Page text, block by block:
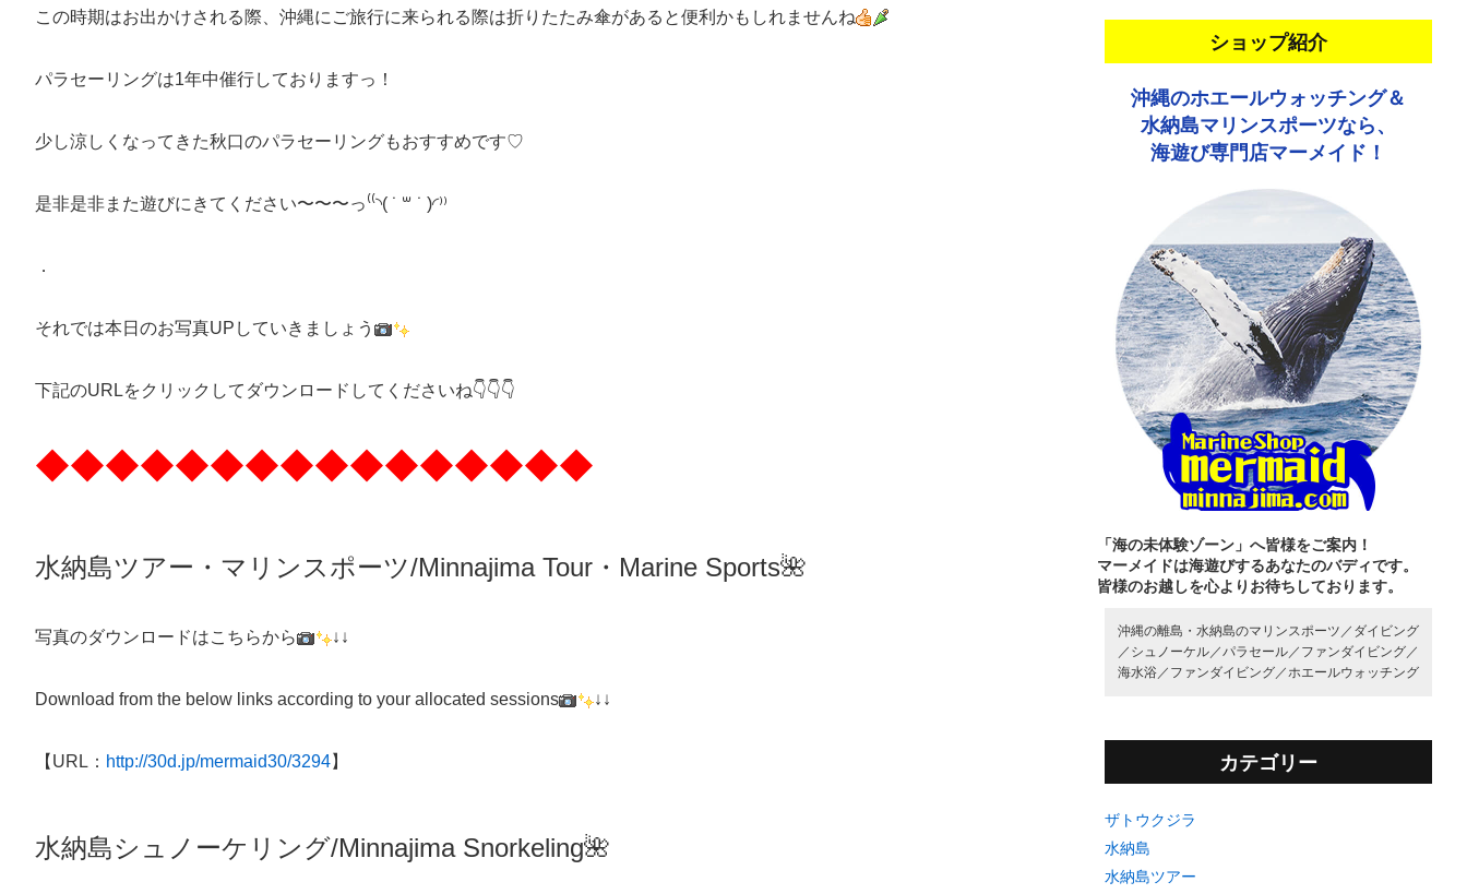
この時期はお出かけされる際、沖縄にご旅行に来られる際は折りたたみ傘があると便利かもしれませんね
パラセーリングは1年中催行しておりますっ！
少し涼しくなってきた秋口のパラセーリングもおすすめです♡
是非是非また遊びにきてください〜〜〜っ⁽⁽◝( ˙ ꒳ ˙ )◜⁾⁾
．
それでは本日のお写真UPしていきましょう
下記のURLをクリックしてダウンロードしてくださいね👇👇👇
◆◆◆◆◆◆◆◆◆◆◆◆◆◆◆◆
水納島ツアー・マリンスポーツ/Minnajima Tour・Marine Sports🌺
写真のダウンロードはこちらから ↓↓
Download from the below links according to your allocated sessions ↓↓
【URL： http://30d.jp/mermaid30/3294】
水納島シュノーケリング/Minnajima Snorkeling🌺
ショップ紹介
沖縄のホエールウォッチング＆
水納島マリンスポーツなら、
海遊び専門店マーメイド！
「海の未体験ゾーン」へ皆様をご案内！
マーメイドは海遊びするあなたのバディです。
皆様のお越しを心よりお待ちしております。
沖縄の離島・水納島のマリンスポーツ／ ダイビング
／ シュノーケル／ パラセール／ ファンダイビング／
海水浴／ ファンダイビング／ ホエールウォッチング
カテゴリー
ザトウクジラ
水納島
水納島ツアー